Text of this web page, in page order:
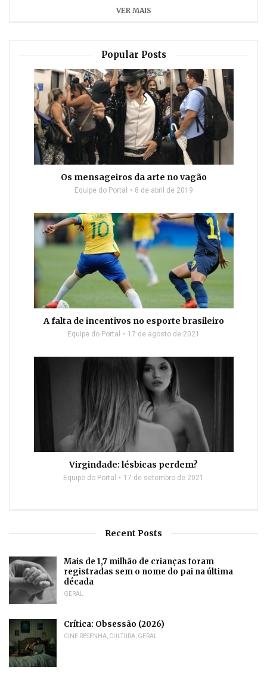
VER MAIS
Popular Posts
Os mensageiros da arte no vagão
Equipe do Portal 8 de abril de 2019
A falta de incentivos no esporte brasileiro
Equipe do Portal 17 de agosto de 2021
Virgindade: lésbicas perdem?
Equipe do Portal 17 de setembro de 2021
Recent Posts
Mais de 1,7 milhão de crianças foram
registradas sem o nome do pai na última
década
GERAL
Crítica: Obsessão (2026)
CINE RESENHA CULTURA GERAL